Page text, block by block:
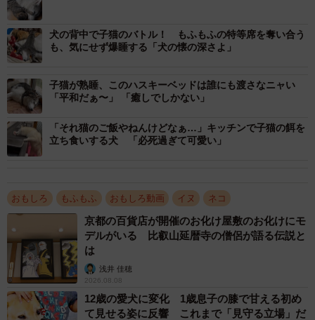
机の上でじゃれあって、かぷりしちゃった…！！
――いつも仲良しなユキちゃんとサンちゃん。ユキちゃん
「ユキとサンが机の上でじゃれていて、その一環でユキが
かぶりつきました。優しく甘がみするような感じでした」
「はい、最近はユキとサンの遊び方も激しくなってきて甘
がみのような仕草もしています。ただ加減はしているよう
で、飼い主にする甘がみよりもさらに優しくしているみた
いです」
犬の背中で子猫のバトル！ もふもふの特等席を奪い合う
も、気にせず爆睡する「犬の懐の深さよ」
子猫が熟睡、このハスキーベッドは誰にも渡さなニャい
「平和だぁ〜」 「癒しでしかない」
「それ猫のご飯やねんけどなぁ…」キッチンで子猫の餌を
立ち食いする犬 「必死過ぎて可愛い」
おもしろ もふもふ おもしろ動画 イヌ ネコ
京都の百貨店が開催のお化け屋敷のお化けにモ
デルがいる 比叡山延暦寺の僧侶が語る伝説と
は
浅井 佳穂
2026.08.08
12歳の愛犬に変化 1歳息子の膝で甘える初め
て見せる姿に反響 これまで「見守る立場」だ